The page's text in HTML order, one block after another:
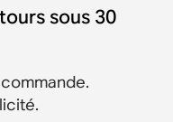
sous 30